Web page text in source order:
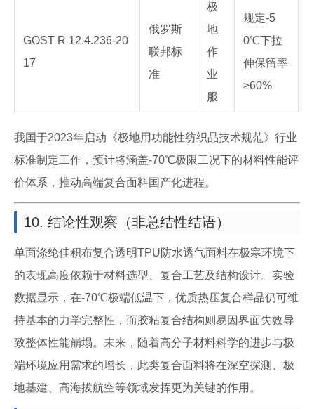
GOST R 12.4.236-20
17
俄罗斯
联邦标
准
极
地
作
业
服
规定-5
0℃下拉
伸保留率
≥60%
我国于2023年启动《极地用功能性纺织品技术规范》行业
标准制定工作，预计将涵盖-70℃极限工况下的材料性能评
价体系，推动高端复合面料国产化进程。
10. 结论性观察（非总结性结语）
单面涤纶佳积布复合透明TPU防水透气面料在极寒环境下
的表现高度依赖于材料选型、复合工艺及结构设计。实验
数据显示，在-70℃极端低温下，优质热压复合样品仍可维
持基本的力学完整性，而胶粘复合结构则易因界面失效导
致整体性能崩塌。未来，随着高分子材料科学的进步与极
端环境应用需求的增长，此类复合面料将在深空探测、极
地基建、高海拔航空等领域发挥更为关键的作用。